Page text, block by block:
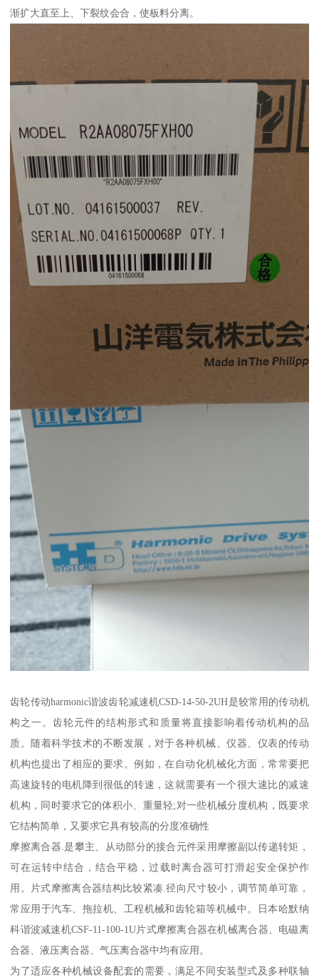
渐扩大直至上、下裂纹会合，使板料分离。
齿轮传动harmonic谐波齿轮减速机CSD-14-50-2UH是较常用的传动机
构之一。齿轮元件的结构形式和质量将直接影响着传动机构的品
质。随着科学技术的不断发展，对于各种机械、仪器、仪表的传动
机构也提出了相应的要求。例如，在自动化机械化方面，常常要把
高速旋转的电机降到很低的转速，这就需要有一个很大速比的减速
机构，同时要求它的体积小、重量轻;对一些机械分度机构，既要求
它结构简单，又要求它具有较高的分度准确性
摩擦离合器.是攀主、从动部分的接合元件采用摩擦副以传递转矩，
可在运转中结合，结合平稳，过载时离合器可打滑起安全保护作
用。片式摩擦离合器结构比较紧凑.径向尺寸较小，调节简单可靠，
常应用于汽车、拖拉机、工程机械和齿轮箱等机械中。日本哈默纳
科谐波减速机CSF-11-100-1U片式摩擦离合器在机械离合器、电磁离
合器、液压离合器、气压离合器中均有应用。
为了适应各种机械设备配套的需要，满足不同安装型式及多种联轴